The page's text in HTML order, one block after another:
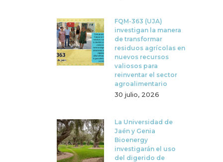
FQM-363 (UJA)
investigan la manera
de transformar
residuos agrícolas en
nuevos recursos
valiosos para
reinventar el sector
agroalimentario
30 julio, 2026
La Universidad de
Jaén y Genia
Bioenergy
investigarán el uso
del digerido de